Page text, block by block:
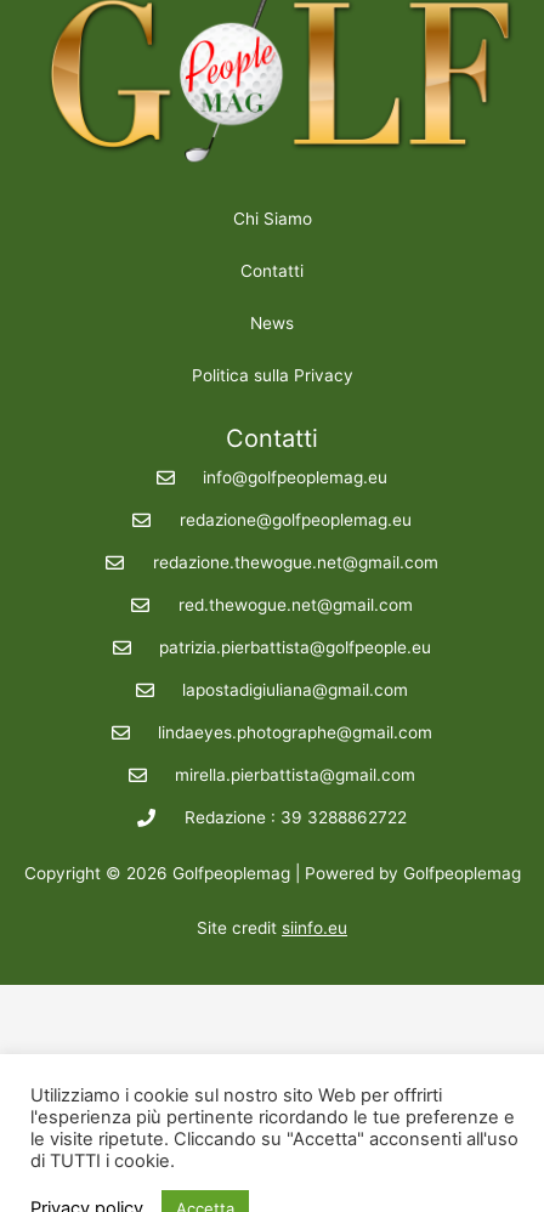
Chi Siamo
Contatti
News
Politica sulla Privacy
Contatti
info@golfpeoplemag.eu
redazione@golfpeoplemag.eu
redazione.thewogue.net@gmail.com
red.thewogue.net@gmail.com
patrizia.pierbattista@golfpeople.eu
lapostadigiuliana@gmail.com
lindaeyes.photographe@gmail.com
mirella.pierbattista@gmail.com
Redazione : 39 3288862722
Copyright © 2026 Golfpeoplemag | Powered by Golfpeoplemag
Site credit siinfo.eu
Utilizziamo i cookie sul nostro sito Web per offrirti
l'esperienza più pertinente ricordando le tue preferenze e
le visite ripetute. Cliccando su "Accetta" acconsenti all'uso
di TUTTI i cookie.